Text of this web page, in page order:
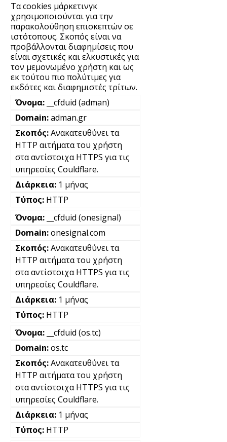
Τα cookies μάρκετινγκ
χρησιμοποιούνται για την
παρακολούθηση επισκεπτών σε
ιστότοπους. Σκοπός είναι να
προβάλλονται διαφημίσεις που
είναι σχετικές και ελκυστικές για
τον μεμονωμένο χρήστη και ως
εκ τούτου πιο πολύτιμες για
εκδότες και διαφημιστές τρίτων.
__cfduid (adman)
adman.gr
Ανακατευθύνει τα
HTTP αιτήματα του χρήστη
στα αντίστοιχα HTTPS για τις
υπηρεσίες Couldflare.
1 μήνας
HTTP
__cfduid (onesignal)
onesignal.com
Ανακατευθύνει τα
HTTP αιτήματα του χρήστη
στα αντίστοιχα HTTPS για τις
υπηρεσίες Couldflare.
1 μήνας
HTTP
__cfduid (os.tc)
os.tc
Ανακατευθύνει τα
HTTP αιτήματα του χρήστη
στα αντίστοιχα HTTPS για τις
υπηρεσίες Couldflare.
1 μήνας
HTTP